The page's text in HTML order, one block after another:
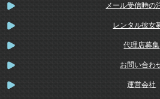
メール受信時の
レンタル彼女
代理店募集
お問い合わ
運営会社